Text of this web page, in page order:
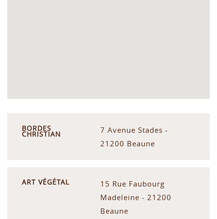
BORDES
CHRISTIAN
7 Avenue Stades -
21200 Beaune
ART VÉGÉTAL
15 Rue Faubourg
Madeleine - 21200
Beaune